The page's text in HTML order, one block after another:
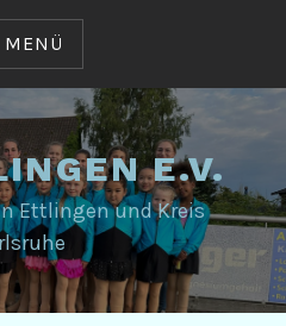
MENÜ
E.V.
Ettlingen und Kreis